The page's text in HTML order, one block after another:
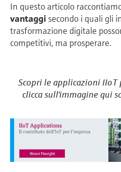
In questo articolo
vantaggi secondo i quali gli
trasformazione digitale
competitivi, ma prosperare.
Scopri le applicazioni
clicca sull'immagine qui